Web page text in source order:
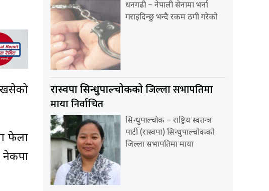
खसेको
फेला
नेकपा
धनगढी – नेपाली सेनामा भर्ना
गराइदिन्छु भन्दै रकम ठगी गरेको
रास्वपा सिन्धुपाल्चोककोजिल्ला सभापतिमा
माया निर्वाचित
सिन्धुपाल्चोक – राष्ट्रिय स्वतन्त्र
पार्टी (रास्वपा) सिन्धुपाल्चोकको
जिल्ला सभापतिमा माया